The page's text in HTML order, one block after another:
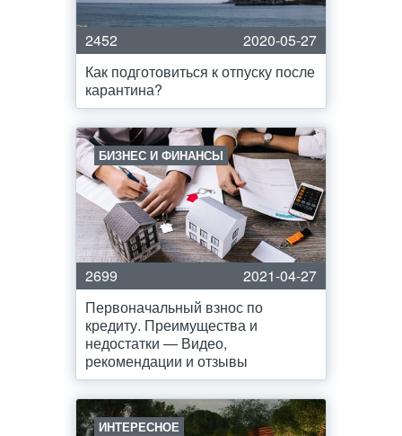
2452
2020-05-27
Как подготовиться к отпуску после
карантина?
БИЗНЕС И ФИНАНСЫ
2699
2021-04-27
Первоначальный взнос по
кредиту. Преимущества и
недостатки — Видео,
рекомендации и отзывы
ИНТЕРЕСНОЕ